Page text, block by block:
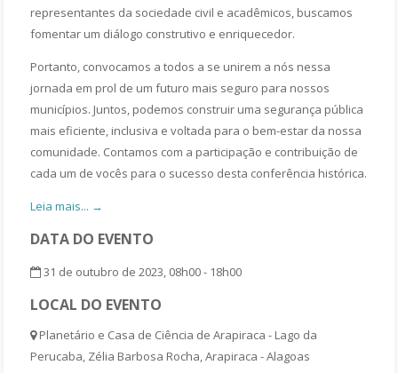
representantes da sociedade civil e acadêmicos, buscamos
fomentar um diálogo construtivo e enriquecedor.
Portanto, convocamos a todos a se unirem a nós nessa
jornada em prol de um futuro mais seguro para nossos
municípios. Juntos, podemos construir uma segurança pública
mais eficiente, inclusiva e voltada para o bem-estar da nossa
comunidade. Contamos com a participação e contribuição de
cada um de vocês para o sucesso desta conferência histórica.
Leia mais... →
DATA DO EVENTO
31 de outubro de 2023, 08h00 - 18h00
LOCAL DO EVENTO
Planetário e Casa de Ciência de Arapiraca - Lago da
Perucaba, Zélia Barbosa Rocha, Arapiraca - Alagoas